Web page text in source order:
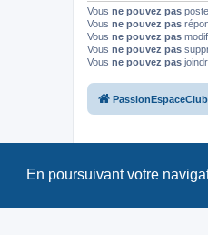
En poursuivant votre
Vous ne pouvez pas
Vous ne pouvez pas
Vous ne pouvez pas
Vous ne pouvez pas
Vous ne pouvez pas
PassionEspaceClub